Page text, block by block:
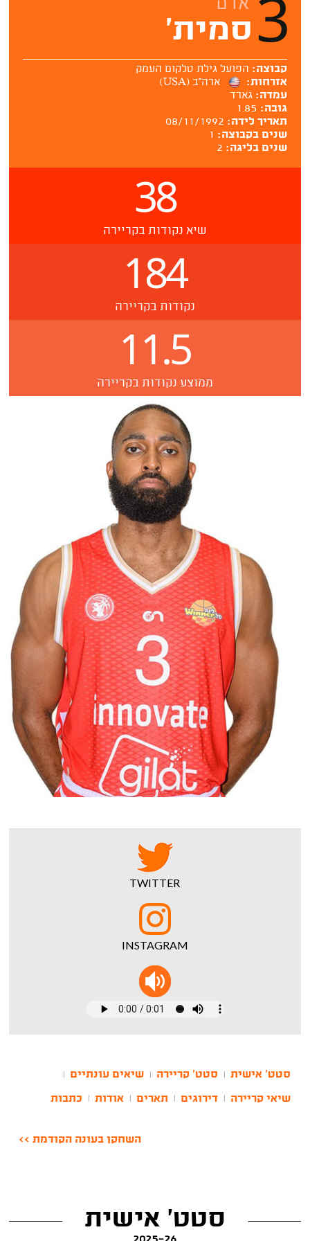
3 אדם
סמית'
קבוצה: הפועל גילת טלקום העמק
אזרחות:
ארה''ב (USA)
עמדה:גארד
גובה: 1.85
תאריך לידה: 08/11/1992
שנים בקבוצה: 1
שנים בליגה: 2
38
שיא נקודות בקריירה
184
נקודות בקריירה
11.5
ממוצע נקודות בקריירה
TWITTER
INSTAGRAM
סטט' אישית סטט' קריירה שיאים עונתיים
שיאי קריירה דירוגים תארים אודות כתבות
השחקן בעונה הקודמת >>
סטט' אישית